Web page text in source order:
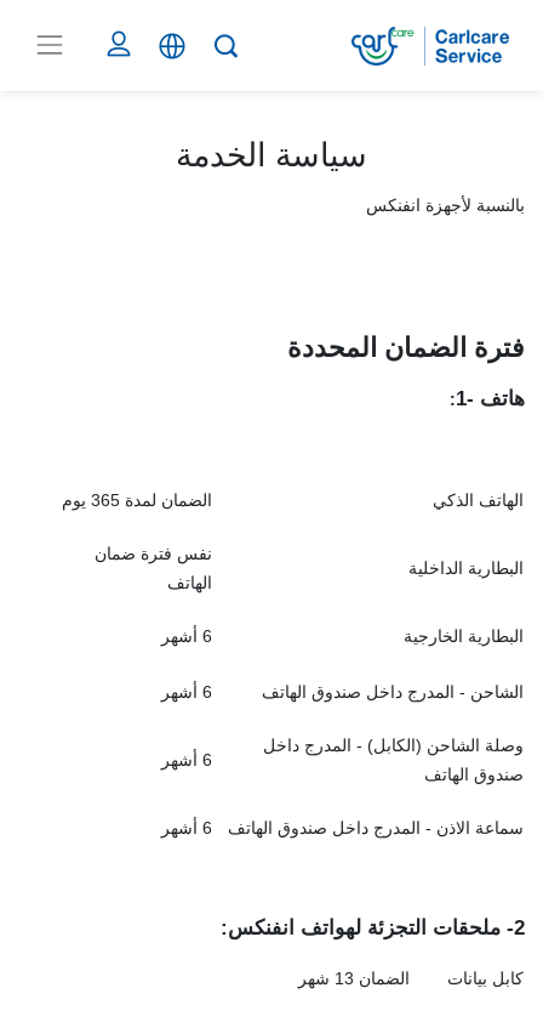
سياسة الخدمة
بالنسبة لأجهزة انفنكس
فترة الضمان المحددة
هاتف -1
:
الهاتف الذكي الضمان لمدة 365 يوم
البطارية الداخلية
نفس فترة ضمان
الهاتف
البطارية الخارجية 6 أشهر
الشاحن - المدرج داخل صندوق الهاتف 6 أشهر
وصلة الشاحن (الكابل) - المدرج داخل
صندوق الهاتف
6 أشهر
سماعة الاذن - المدرج داخل صندوق الهاتف 6 أشهر
2- ملحقات التجزئة لهواتف انفنكس:
كابل بيانات الضمان 13 شهر